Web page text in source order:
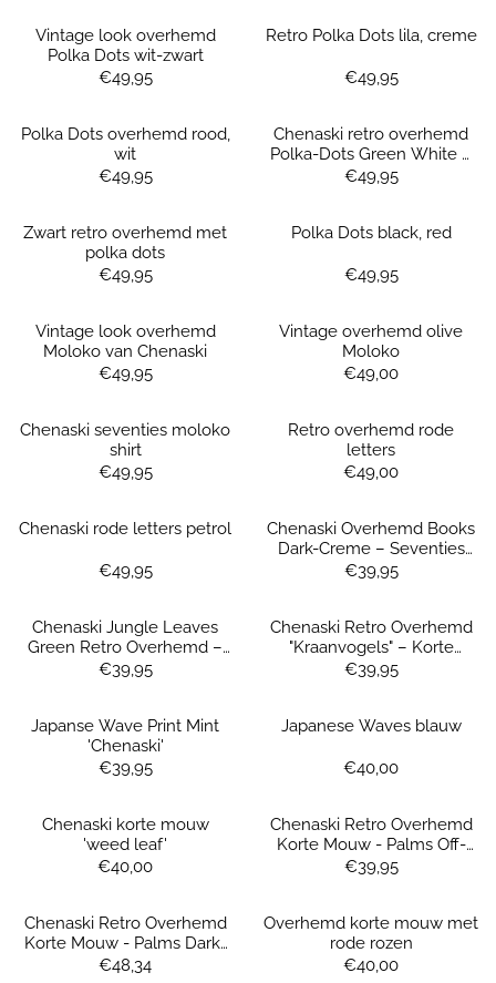
Vintage look overhemd
Polka Dots wit-zwart
Prijs: 49,95
€49,95
Retro Polka Dots lila, creme
Prijs: 49,95
€49,95
Polka Dots overhemd rood,
wit
Prijs: 49,95
€49,95
Chenaski retro overhemd
Polka-Dots Green White –
vrolijk retro overhemd met
Prijs: 49,95
€49,95
Zwart retro overhemd met
polka dots
Prijs: 49,95
€49,95
Polka Dots black, red
Prijs: 49,95
€49,95
Vintage look overhemd
Moloko van Chenaski
Prijs: 49,95
€49,95
Vintage overhemd olive
Moloko
Prijs: 49,00
€49,00
Chenaski seventies moloko
shirt
Prijs: 49,95
€49,95
Retro overhemd rode
letters
Prijs: 49,00
€49,00
Chenaski rode letters petrol
Prijs: 49,95
€49,95
Chenaski Overhemd Books
Dark-Creme – Seventies
Blokkenprint Korte Mouw
Prijs: 39,95
€39,95
Chenaski Jungle Leaves
Green Retro Overhemd –
Korte Mouw
Prijs: 39,95
€39,95
Chenaski Retro Overhemd
"Kraanvogels" – Korte
Mouw-green
Prijs: 39,95
€39,95
Japanse Wave Print Mint
'Chenaski'
Prijs: 39,95
€39,95
Japanese Waves blauw
Prijs: 40,00
€40,00
Chenaski korte mouw
'weed leaf'
Prijs: 40,00
€40,00
Chenaski Retro Overhemd
Korte Mouw - Palms Off-
WhitePrijs: 39,95
€39,95
Chenaski Retro Overhemd
Korte Mouw - Palms Dark-
Creme & Lilac
Prijs: 48,34
€48,34
Overhemd korte mouw met
rode rozen
Prijs: 40,00
€40,00